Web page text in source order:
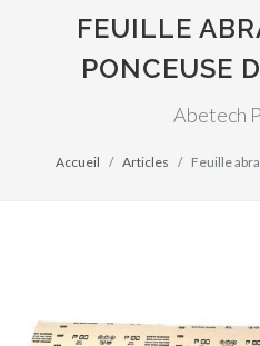
FEUILLE
PONCEUSE
Abetech
Accueil Articles Feuille